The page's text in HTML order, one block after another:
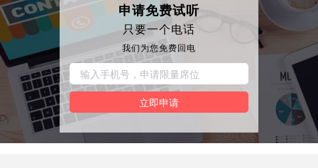
申请免费试听
只要一个电话
我们为您免费回电
立即申请